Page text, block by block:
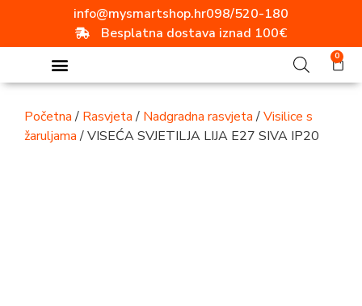
info@mysmartshop.hr098/520-180
Besplatna dostava iznad 100€
0
Početna/ Rasvjeta/ Nadgradna rasvjeta/Visilice s
žaruljama/ VISEĆA SVJETILJA LIJA E27 SIVA IP20